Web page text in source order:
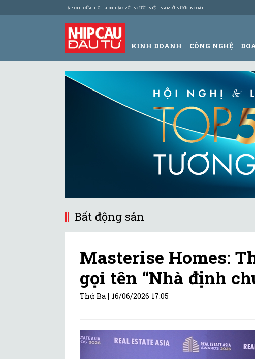
TẠP CHÍ CỦA HỘI LIÊN LẠC VỚI NGƯỜI VIỆT NAM Ở NƯỚC NGOÀI
KINH DOANH CÔNG NGHỆ
Bất động sản
Masterise Homes:
gọi tên “Nhà định
Thứ Ba | 16/06/2026 17:05